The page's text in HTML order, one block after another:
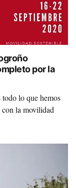
por la
lo que hemos
la movilidad